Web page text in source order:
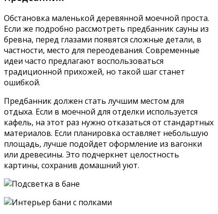
Обстановка маленькой деревянной моечной проста.
Если же подробно рассмотреть предбанник сауны из
бревна, перед глазами появятся сложные детали, в
частности, место для переодевания. Современные
идеи часто предлагают воспользоваться
традиционной прихожей, но такой шаг станет
ошибкой.
Предбанник должен стать лучшим местом для
отдыха. Если в моечной для отделки используется
кафель, на этот раз нужно отказаться от стандартных
материалов. Если планировка оставляет небольшую
площадь, лучше подойдет оформление из вагонки
или древесины. Это подчеркнет целостность
картины, сохранив домашний уют.